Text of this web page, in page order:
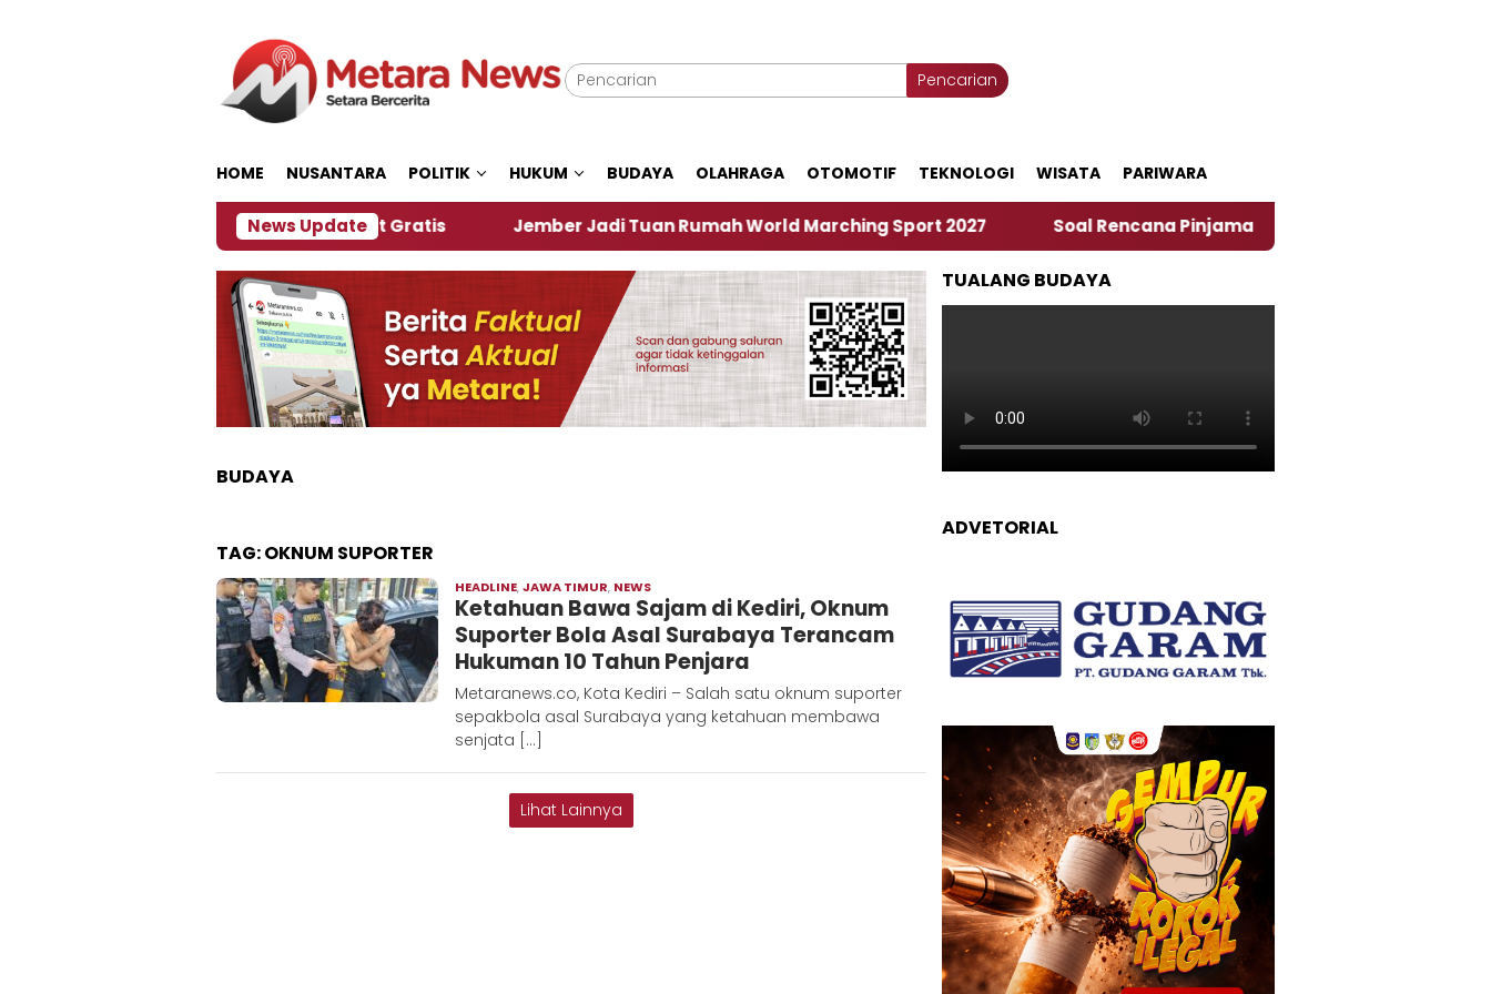
Pencarian
HOME NUSANTARA POLITIK HUKUM BUDAYA OLAHRAGA OTOMOTIF TEKNOLOGI WISATA PARIWARA
News Update
Panitia Siapkan Kopi dan Pijat Gratis Jember Jadi Tuan Rumah World Marching Sport 2027 ‎Soal Rencana Pinjaman Daerah Pemkab Jember, Ini Kata
BUDAYA
TAG:OKNUM SUPORTER
HEADLINE,JAWA TIMUR, NEWS
Hadi
Ketahuan Bawa Sajam di Kediri, Oknum
Suporter Bola Asal Surabaya Terancam
Hukuman 10 Tahun Penjara
Metaranews.co, Kota Kediri – Salah satu oknum suporter
sepakbola asal Surabaya yang ketahuan membawa
senjata […]
Lihat Lainnya
TUALANG BUDAYA
ADVETORIAL